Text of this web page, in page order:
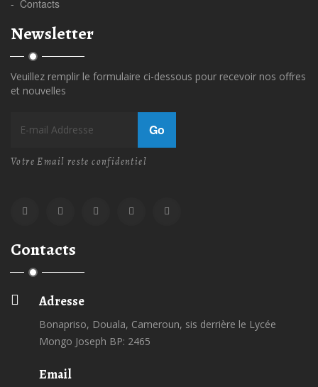
- Contacts
Newsletter
Veuillez remplir le formulaire ci-dessous pour recevoir nos offres
et nouvelles
Go
Votre Email reste confidentiel
Contacts
Adresse
Bonapriso, Douala, Cameroun, sis derrière le Lycée
Mongo Joseph BP: 2465
Email